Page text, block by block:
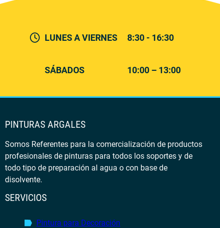
LUNES A VIERNES
SÁBADOS
8:30 - 16:30
10:00 – 13:00
PINTURAS ARGALES
Somos Referentes para la comercialización de productos
profesionales de pinturas para todos los soportes y de
todo tipo de preparación al agua o con base de
disolvente.
SERVICIOS
Pintura para Decoración